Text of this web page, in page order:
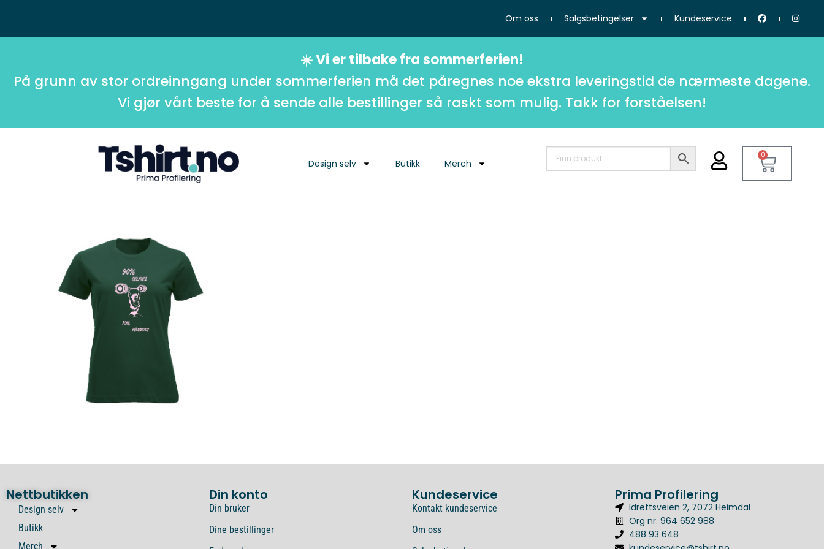
Om oss Salgsbetingelser Kundeservice
☀️ Vi er tilbake fra sommerferien!
På grunn av stor ordreinngang under sommerferien må det påregnes noe ekstra leveringstid de nærmeste dagene.
Vi gjør vårt beste for å sende alle bestillinger så raskt som mulig. Takk for forståelsen!
Design selv Butikk Merch
0
Nettbutikken Din konto Kundeservice Prima Profilering
Design selv
Butikk
Merch
Din bruker
Dine bestillinger
Kontakt kundeservice
Om oss
Idrettsveien 2, 7072 Heimdal
Org nr. 964 652 988
488 93 648